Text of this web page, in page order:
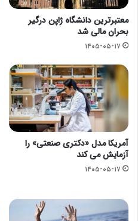
معتبرترین دانشگاه ژاپن درگیر
بحران مالی شد
۱۴۰۵-۰۵-۱۷
آمریکا مدل «دکتری صنعتی» را
آزمایش می کند
۱۴۰۵-۰۵-۱۷